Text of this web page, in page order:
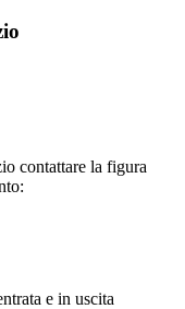
contattare la figura
e in uscita